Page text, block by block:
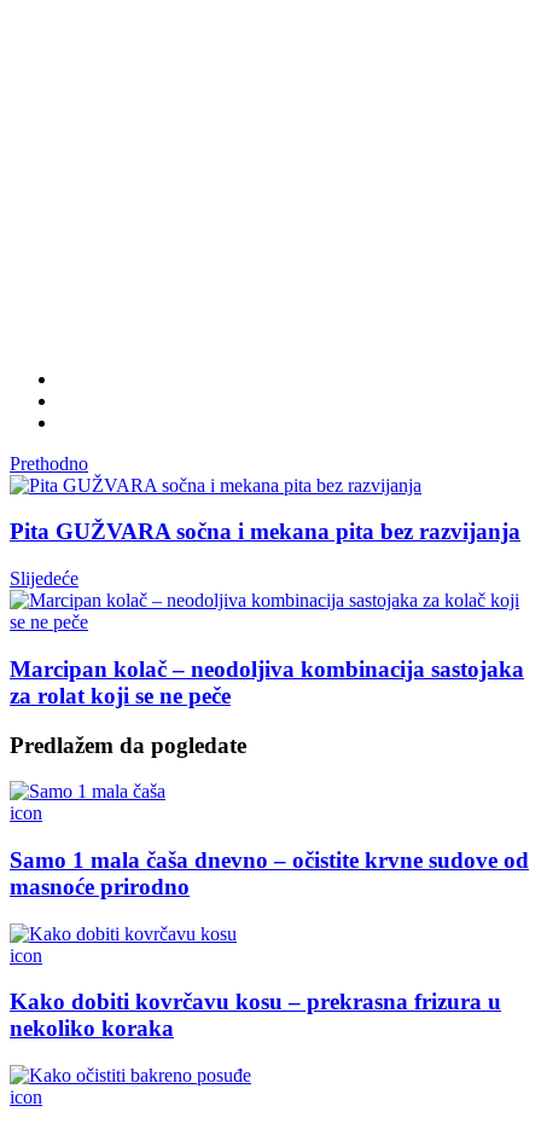
Prethodno
Pita GUŽVARA sočna i mekana pita bez razvijanja
Slijedeće
Marcipan kolač – neodoljiva kombinacija sastojaka
za rolat koji se ne peče
Predlažem da pogledate
icon
Samo 1 mala čaša dnevno – očistite krvne sudove od
masnoće prirodno
icon
Kako dobiti kovrčavu kosu – prekrasna frizura u
nekoliko koraka
icon